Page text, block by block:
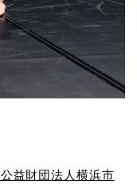
益財団法人横浜市